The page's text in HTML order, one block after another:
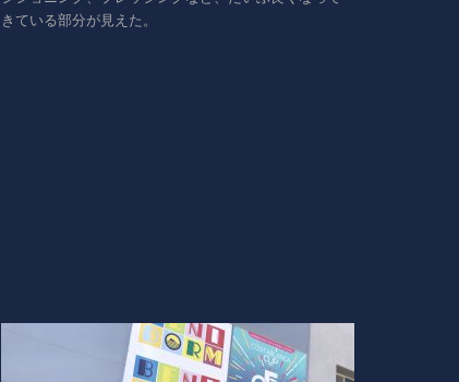
きている部分が見えた。